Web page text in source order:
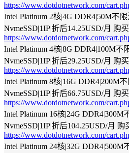
https://www.dotdotnetwork.com/
Intel Platinum 2核|4G DDR4|50M不
NvmeSSD|1IP|折后14.25USD/月 购买
https://www.dotdotnetwork.com/
Intel Platinum 4核|8G DDR4|100M不
NvmeSSD|1IP|折后29.25USD/月 购买
https://www.dotdotnetwork.com/
Intel Platinum 8核|16G DDR4|200M
NvmeSSD|1IP|折后66.75USD/月 购买
https://www.dotdotnetwork.com/
Intel Platinum 16核|24G DDR4|300M
NvmeSSD|1IP|折后104.25USD/月 购
https://www.dotdotnetwork.com/
Intel Platinum 24核|32G DDR4|500M